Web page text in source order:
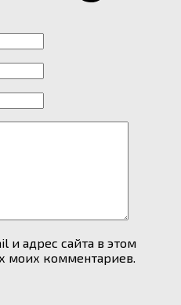
и адрес сайта в этом
моих комментариев.